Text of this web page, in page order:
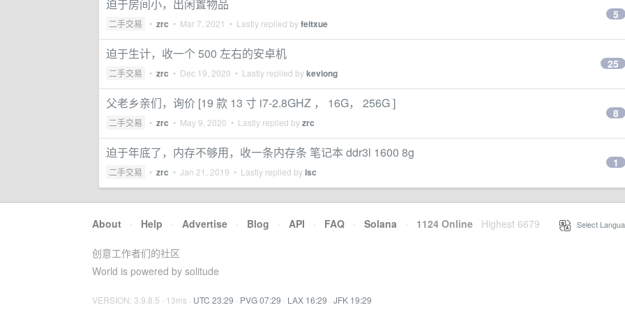
迫于房间小，出闲置物品
二手交易 • zrc • Mar 7, 2021 • Lastly replied byfeitxue
5
迫于生计，收一个 500 左右的安卓机
二手交易 • zrc • Dec 19, 2020 • Lastly replied bykeviong
25
父老乡亲们，询价 [19 款 13 寸 i7-2.8GHZ ， 16G， 256G ]
二手交易 • zrc • May 9, 2020 • Lastly replied byzrc
8
迫于年底了，内存不够用，收一条内存条 笔记本 ddr3l 1600 8g
二手交易 • zrc • Jan 21, 2019 • Lastly replied bylsc
1
About · Help · Advertise · Blog · API · FAQ · Solana · 1124 Online Highest 6679 Select
创意工作者们的社区
World is powered by solitude
VERSION: 3.9.8.5 · 13ms · UTC 23:29 · PVG 07:29 · LAX 16:29 · JFK 19:29